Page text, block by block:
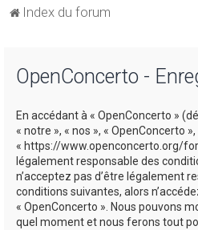
Index du forum
OpenConcerto -
En accédant à « OpenConcerto »
« notre », « nos », « OpenConcerto »,
« https://www.openconcerto.org/
légalement responsable des
n’acceptez pas d’être légalement
conditions suivantes, alors
« OpenConcerto ». Nous pouvons
quel moment et nous ferons tout